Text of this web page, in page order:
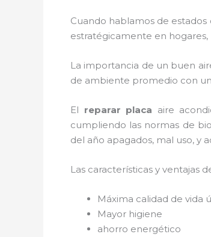
Cuando hablamos de
estratégicamente en
La importancia de un buen
de ambiente promedio con
El reparar placa aire
cumpliendo las normas de
del año apagados, mal uso,
Las características y ventajas
Máxima calidad de vida
Mayor higiene
ahorro energético